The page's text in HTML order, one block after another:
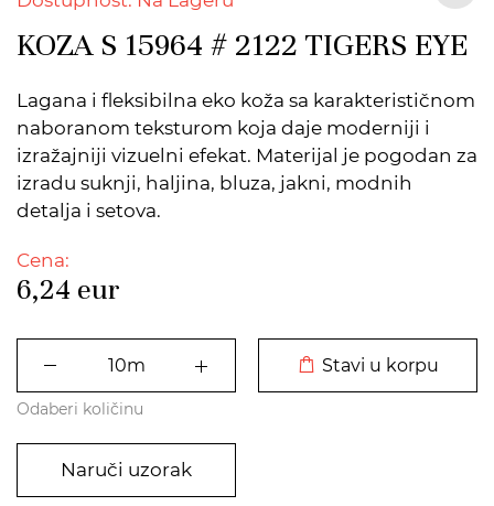
KOZA S 15964 # 2122 TIGERS EYE
Lagana i fleksibilna eko koža sa karakterističnom
naboranom teksturom koja daje moderniji i
izražajniji vizuelni efekat. Materijal je pogodan za
izradu suknji, haljina, bluza, jakni, modnih
detalja i setova.
Cena:
6,24 eur
Stavi u korpu
Odaberi količinu
Naruči uzorak